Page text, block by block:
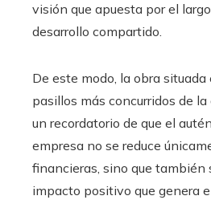
visión que apuesta por el
desarrollo compartido.
De este modo, la obra situada
pasillos más concurridos de
un recordatorio de que el
empresa no se reduce
financieras, sino que también
impacto positivo que genera